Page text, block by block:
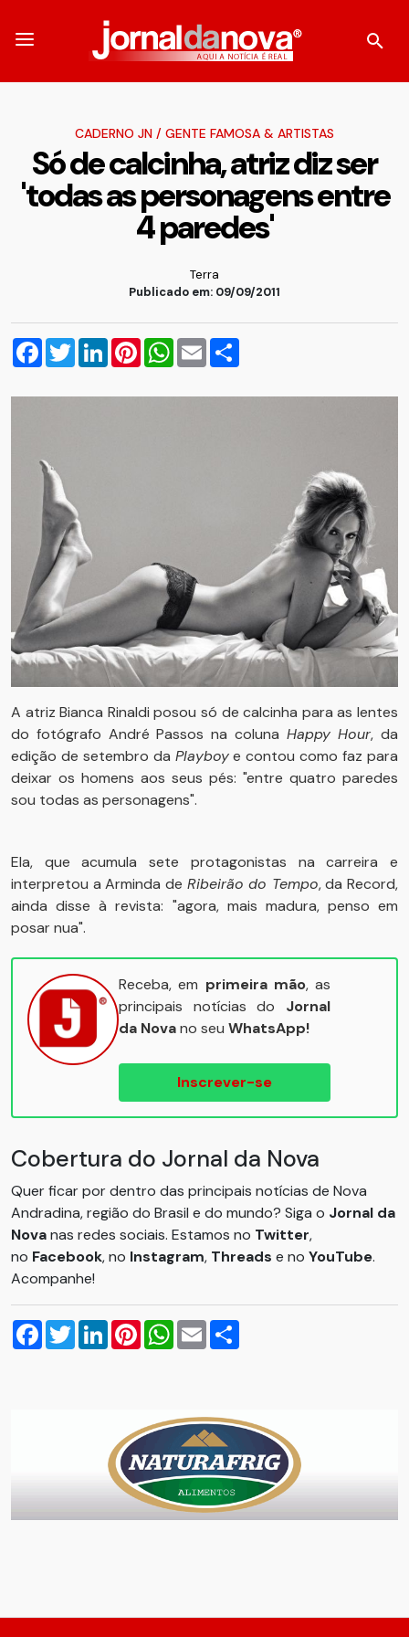
CADERNO JN / GENTE FAMOSA & ARTISTAS
Só de calcinha, atriz diz ser
'todas as personagens entre
4 paredes'
Terra
Publicado em: 09/09/2011
Facebook
TwitterLinkedInPinterestWhatsApp
Email
A atriz Bianca Rinaldi posou só de calcinha para as lentes
do fotógrafo André Passos na coluna Happy Hour, da
edição de setembro da Playboye contou como faz para
deixar os homens aos seus pés: "entre quatro paredes
sou todas as personagens".
Ela, que acumula sete protagonistas na carreira e
interpretou a Arminda de Ribeirão do Tempo, da Record,
ainda disse à revista: "agora, mais madura, penso em
posar nua".
Receba, em primeira mão, as
principais notícias do Jornal
da Novano seu WhatsApp!
Inscrever-se
Cobertura do Jornal da Nova
Quer ficar por dentro das principais notícias de Nova
Andradina, região do Brasil e do mundo? Siga o Jornal da
Novanas redes sociais. Estamos no Twitter,
no Facebook, no Instagram, Threads e no YouTube.
Acompanhe!
Facebook
TwitterLinkedInPinterestWhatsApp
Email